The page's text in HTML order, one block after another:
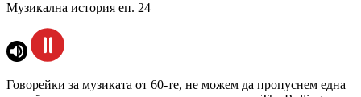
Музикална история еп. 24
Говорейки за музиката от 60-те, не можем да пропуснем една